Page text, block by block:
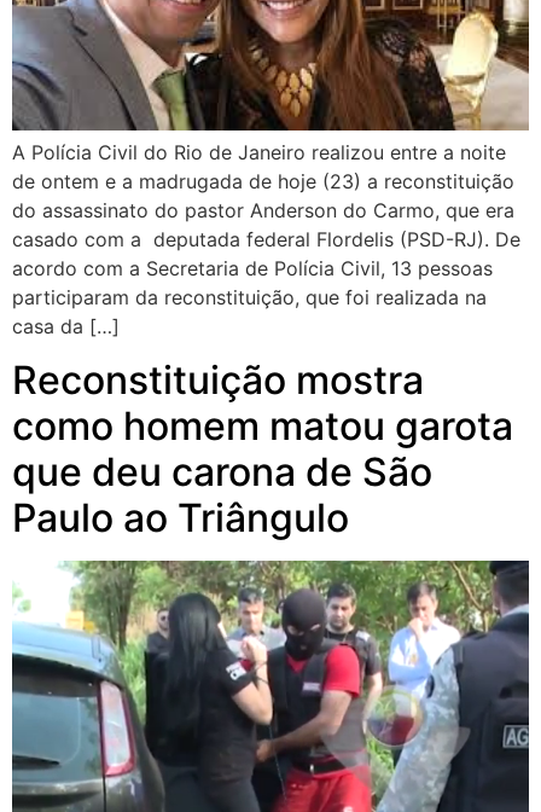
A Polícia Civil do Rio de Janeiro realizou entre a noite
de ontem e a madrugada de hoje (23) a reconstituição
do assassinato do pastor Anderson do Carmo, que era
casado com a deputada federal Flordelis (PSD-RJ). De
acordo com a Secretaria de Polícia Civil, 13 pessoas
participaram da reconstituição, que foi realizada na
casa da […]
Reconstituição mostra
como homem matou garota
que deu carona de São
Paulo ao Triângulo